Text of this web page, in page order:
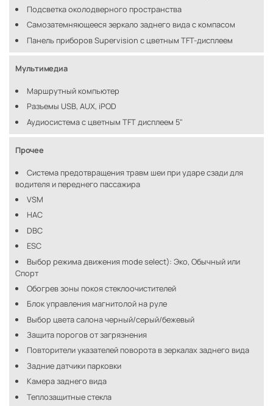
Подсветка околодверного пространства
Самозатемняющееся зеркало заднего вида с компасом
Панель приборов Supervision с цветным TFT-дисплеем
Мультимедиа
Маршрутный компьютер
Разъемы USB, AUX, iPOD
Аудиосистема с цветным TFT дисплеем 5"
Прочее
Система предотвращения травм шеи при ударе сзади для
водителя и переднего пассажира
VSM
HAC
DBC
ESC
Выбор режима движения mode select): Эко, Обычный или
Спорт
Обогрев зоны покоя стеклоочистителей
Блок управления магнитолой на руле
Выбор цвета салона черный/серый/бежевый
Защита порогов от загрязнения
Повторители указателей поворота в зеркалах заднего вида
Задние датчики парковки
Камера заднего вида
Теплозащитные стекла